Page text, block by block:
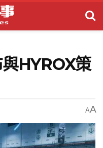
HYROX策
AA